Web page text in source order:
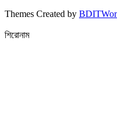
Themes Created by
শিরোনাম